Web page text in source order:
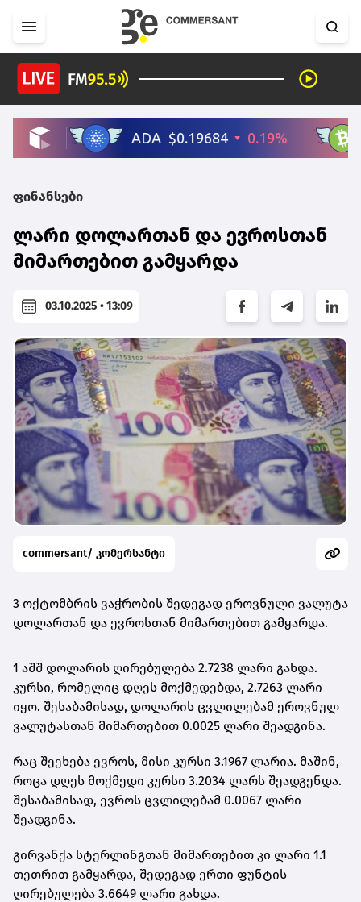
ფინანსები
ლარი დოლართან და ევროსთან
მიმართებით გამყარდა
03.10.2025 • 13:09
commersant/ კომერსანტი
3 ოქტომბრის ვაჭრობის შედეგად ეროვნული ვალუტა
დოლართან და ევროსთან მიმართებით გამყარდა.
1 აშშ დოლარის ღირებულება 2.7238 ლარი გახდა.
კურსი, რომელიც დღეს მოქმედებდა, 2.7263 ლარი
იყო. შესაბამისად, დოლარის ცვლილებამ ეროვნულ
ვალუტასთან მიმართებით 0.0025 ლარი შეადგინა.
რაც შეეხება ევროს, მისი კურსი 3.1967 ლარია. მაშინ,
როცა დღეს მოქმედი კურსი 3.2034 ლარს შეადგენდა.
შესაბამისად, ევროს ცვლილებამ 0.0067 ლარი
შეადგინა.
გირვანქა სტერლინგთან მიმართებით კი ლარი 1.1
თეთრით გამყარდა, შედეგად ერთი ფუნტის
ღირებულება 3.6649 ლარი გახდა.